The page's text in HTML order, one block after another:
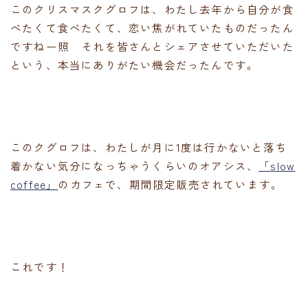
このクリスマスクグロフは、わたし去年から自分が食
べたくて食べたくて、恋い焦がれていたものだったん
ですねー照 それを皆さんとシェアさせていただいた
という、本当にありがたい機会だったんです。
このクグロフは、わたしが月に1度は行かないと落ち
着かない気分になっちゃうくらいのオアシス、
「slow
coffee」 のカフェで、期間限定販売されています。
これです！